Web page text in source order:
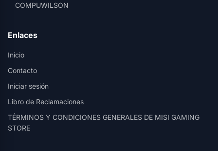
COMPUWILSON
Enlaces
Inicio
Contacto
Iniciar sesión
Libro de Reclamaciones
TÉRMINOS Y CONDICIONES GENERALES DE MISI GAMING
STORE